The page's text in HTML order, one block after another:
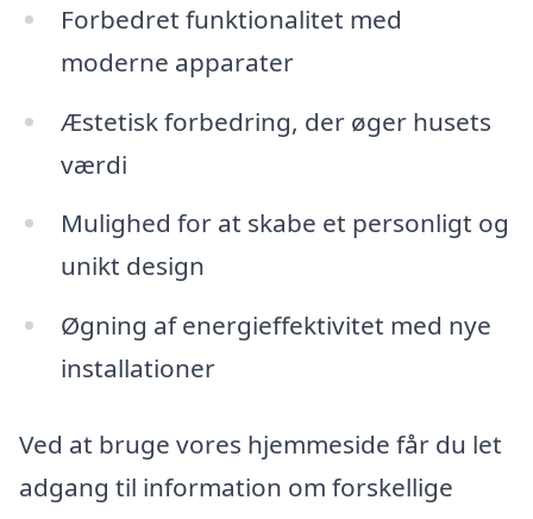
Forbedret funktionalitet med
moderne apparater
Æstetisk forbedring, der øger husets
værdi
Mulighed for at skabe et personligt og
unikt design
Øgning af energieffektivitet med nye
installationer
Ved at bruge vores hjemmeside får du let
adgang til information om forskellige